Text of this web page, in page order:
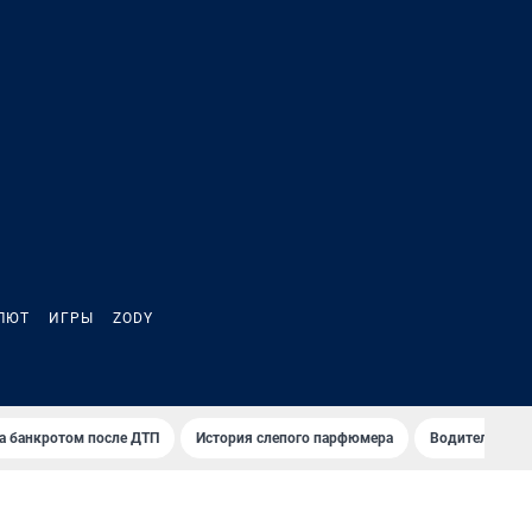
ИГРЫ ZODY
банкротом после ДТП История слепого парфюмера Водители